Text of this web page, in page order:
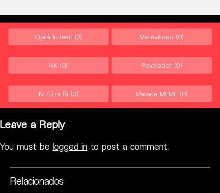
Ojalá lo lean (2) Maravilloso (0)
KK (0) Revelador (0)
Ni fú ni fá (0) Merece MEME (0)
Leave a Reply
You must be logged in to post a comment.
Relacionados